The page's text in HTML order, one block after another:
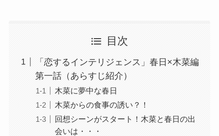
目次
「恋するインテリジェンス」春日×木菜編
第一話（あらすじ紹介）
木菜に夢中な春日
木菜からの食事の誘い？！
回想シーンがスタート！木菜と春日の出
会いは・・・